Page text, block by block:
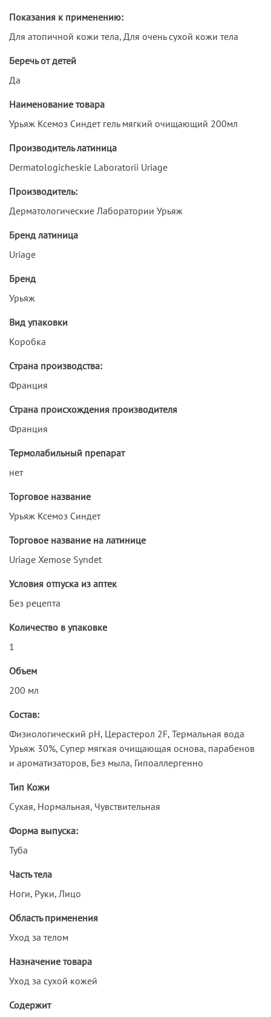
Показания к применению:
Для атопичной кожи тела, Для очень сухой кожи тела
Беречь от детей
Да
Наименование товара
Урьяж Ксемоз Синдет гель мягкий очищающий 200мл
Производитель латиница
Dermatologicheskie Laboratorii Uriage
Производитель:
Дерматологические Лаборатории Урьяж
Бренд латиница
Uriage
Бренд
Урьяж
Вид упаковки
Коробка
Страна производства:
Франция
Страна происхождения производителя
Франция
Термолабильный препарат
нет
Торговое название
Урьяж Ксемоз Синдет
Торговое название на латинице
Uriage Xemose Syndet
Условия отпуска из аптек
Без рецепта
Количество в упаковке
1
Объем
200 мл
Состав:
Физиологический рН, Церастерол 2F, Термальная вода
Урьяж 30%, Супер мягкая очищающая основа, парабенов
и ароматизаторов, Без мыла, Гипоаллергенно
Тип Кожи
Сухая, Нормальная, Чувствительная
Форма выпуска:
Туба
Часть тела
Ноги, Руки, Лицо
Область применения
Уход за телом
Назначение товара
Уход за сухой кожей
Содержит